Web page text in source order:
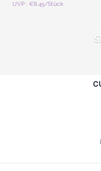
UVP : €8.45/Stück